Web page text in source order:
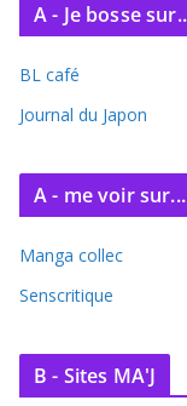
A - Je bosse
BL café
Journal du Japon
A - me voir sur...
Manga collec
Senscritique
B - Sites MA'J